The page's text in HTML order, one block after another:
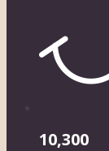
10,300